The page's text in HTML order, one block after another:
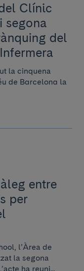
Clínic
segona
del
la cinquena
de Barcelona la
entre
per
l’Àrea de
la segona
ha reuni...